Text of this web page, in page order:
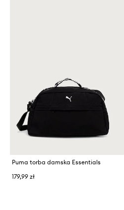
Puma torba damska Essentials
179,99 zł